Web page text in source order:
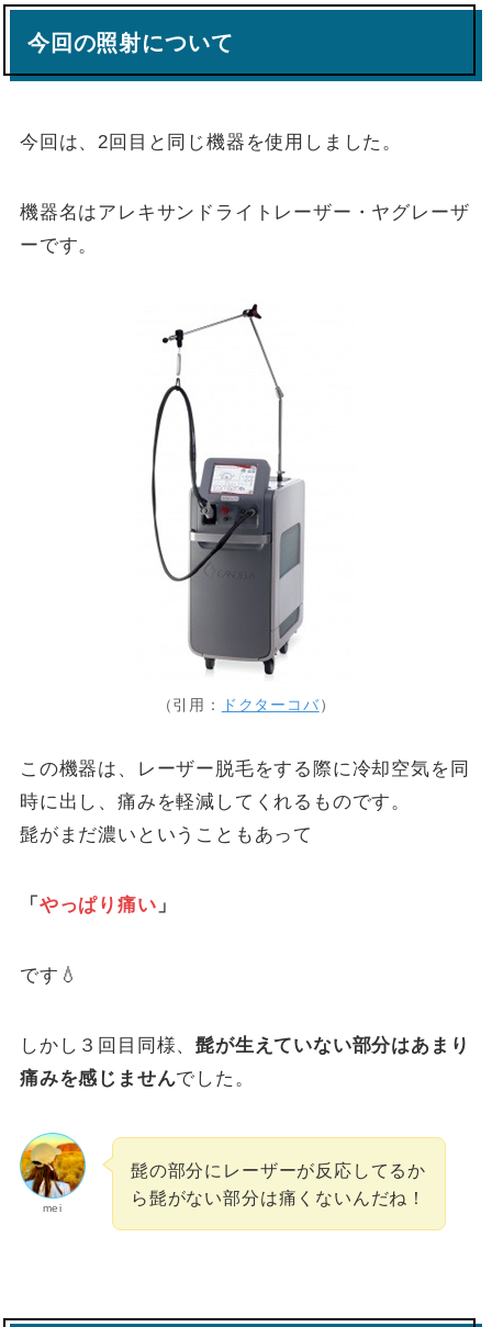
今回の照射について
今回は、2回目と同じ機器を使用しました。
機器名はアレキサンドライトレーザー・ヤグレーザ
ーです。
（引用： ドクターコバ）
この機器は、レーザー脱毛をする際に冷却空気を同
時に出し、痛みを軽減してくれるものです。
髭がまだ濃いということもあって
「 やっぱり痛い 」
です💧
しかし３回目同様、髭が生えていない部分はあまり
痛みを感じませんでした。
mei
髭の部分にレーザーが反応してるか
ら髭がない部分は痛くないんだね！